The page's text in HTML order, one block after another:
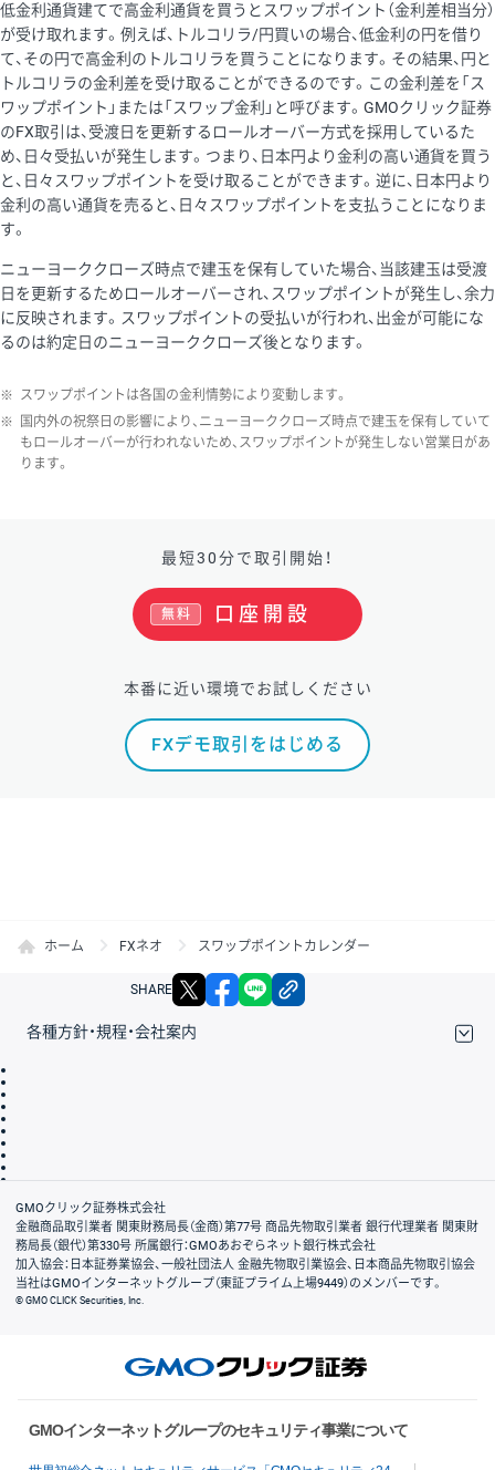
低金利通貨建てで高金利通貨を買うとスワップポイント（金利差相当分）
が受け取れます。例えば、トルコリラ/円買いの場合、低金利の円を借り
て、その円で高金利のトルコリラを買うことになります。その結果、円と
トルコリラの金利差を受け取ることができるのです。この金利差を「ス
ワップポイント」または「スワップ金利」と呼びます。GMOクリック証券
のFX取引は、受渡日を更新するロールオーバー方式を採用しているた
め、日々受払いが発生します。つまり、日本円より金利の高い通貨を買う
と、日々スワップポイントを受け取ることができます。逆に、日本円より
金利の高い通貨を売ると、日々スワップポイントを支払うことになりま
す。
ニューヨーククローズ時点で建玉を保有していた場合、当該建玉は受渡
日を更新するためロールオーバーされ、スワップポイントが発生し、余力
に反映されます。スワップポイントの受払いが行われ、出金が可能にな
るのは約定日のニューヨーククローズ後となります。
※ スワップポイントは各国の金利情勢により変動します。
※
国内外の祝祭日の影響により、ニューヨーククローズ時点で建玉を保有していて
もロールオーバーが行われないため、スワップポイントが発生しない営業日があ
ります。
最短30分で取引開始！
口座開設
無料
本番に近い環境でお試しください
FXデモ取引をはじめる
ホーム FXネオ スワップポイントカレンダー
SHARE X facebook
各種方針・規程・会社案内
会社案内
GMOクリック証券株式会社
金融商品取引業者 関東財務局長（金商）第77号 商品先物取引業者 銀行代理業者 関東財
務局長（銀代）第330号 所属銀行：GMOあおぞらネット銀行株式会社
加入協会：日本証券業協会、一般社団法人 金融先物取引業協会、日本商品先物取引協会
当社はGMOインターネットグループ（東証プライム上場9449）のメンバーです。
© GMO CLICK Securities, Inc.
GMOインターネットグループのセキュリティ事業について